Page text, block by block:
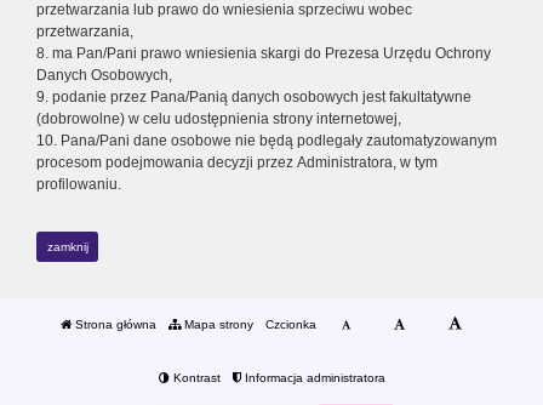
przetwarzania lub prawo do wniesienia sprzeciwu wobec
przetwarzania,
8. ma Pan/Pani prawo wniesienia skargi do Prezesa Urzędu Ochrony
Danych Osobowych,
9. podanie przez Pana/Panią danych osobowych jest fakultatywne
(dobrowolne) w celu udostępnienia strony internetowej,
10. Pana/Pani dane osobowe nie będą podlegały zautomatyzowanym
procesom podejmowania decyzji przez Administratora, w tym
profilowaniu.
zamknij
Strona główna Mapa strony Czcionka
Kontrast Informacja administratora